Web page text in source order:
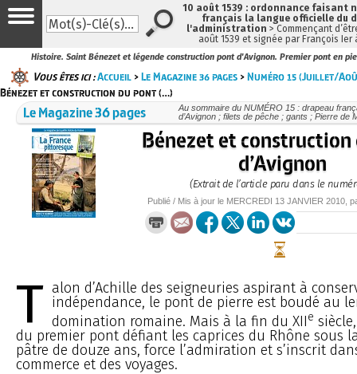
Histoire. Saint Bénezet et légende construction pont d'Avignon. Premier pont en
Vous êtes ici :Accueil >Le Magazine 36 pages >Numéro 15 (Juillet/
Bénezet et construction du pont (…)
Le Magazine 36 pages
Au sommaire du NUMÉRO 15 : drapeau
d’Avignon ; filets de pêche ; gants ; Pierre de
Bénezet et
d’Avignon
(Extrait de l’article paru dans le
Publié / Mis à jour le MERCREDI 13 JANVIER 2010 ,
T alon d’Achille des seigneuries aspirant à
indépendance, le pont de pierre est boudé au
domination romaine. Mais à la fin du XIIe
du premier pont défiant les caprices du Rhône sous
pâtre de douze ans, force l’admiration et s’inscrit
commerce et des voyages.
10 août 1539 : ordonnance faisant
français la langue officielle du
l'administration > Commençant
août 1539 et signée par François